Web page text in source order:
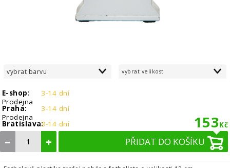
vybrat barvu vybrat velikost
E-shop:
3-14 dní
Prodejna
Praha:
3-14 dní
Prodejna
Bratislava:3-14 dní 153Kč
– + PŘIDAT DO KOŠÍKU